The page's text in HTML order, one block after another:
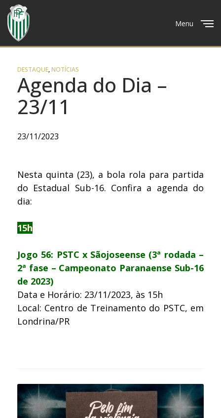
Menu
DESTAQUE,NOTÍCIAS
Agenda do Dia –
23/11
23/11/2023
Nesta quinta (23), a bola rola para partida
do Estadual Sub-16. Confira a agenda do
dia:
15h
Jogo 56: PSTC x Sãojoseense (3ª rodada –
2ª fase – Campeonato Paranaense Sub-16
de 2023)
Data e Horário: 23/11/2023, às 15h
Local: Centro de Treinamento do PSTC, em
Londrina/PR